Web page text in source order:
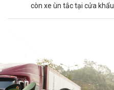
còn xe ùn tắc tại cửa khẩu